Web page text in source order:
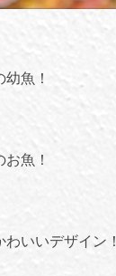
魚！
魚！
いいデザイン！